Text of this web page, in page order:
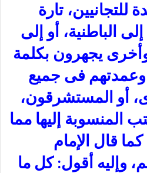
للتجانيين، تارة
الباطنية، أو إلى
وأخرى يجهرون بكلمة
وعمدتهم فى جميع
أو المستشرقون،
المنسوبة إليها مما
قال الإمام
وإليه أقول: كل ما